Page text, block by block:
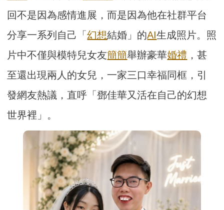
回不是因為感情進展，而是因為他在社群平台
分享一系列自己「幻想結婚」的AI生成照片。照
片中不僅與模特兒女友簡簡舉辦豪華婚禮 ，甚
至還出現兩人的女兒，一家三口幸福同框，引
發網友熱議，直呼「鄧佳華又活在自己的幻想
世界裡」。